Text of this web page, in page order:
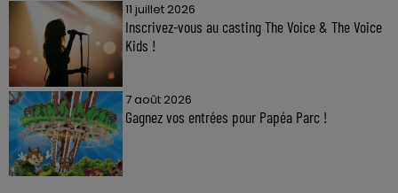
11 juillet 2026
Inscrivez-vous au casting The Voice & The Voice
Kids !
7 août 2026
Gagnez vos entrées pour Papéa Parc !